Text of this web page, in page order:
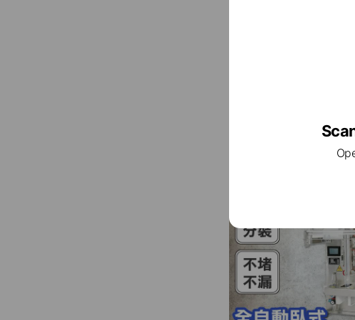
INPHIC-訂製款高階包裝